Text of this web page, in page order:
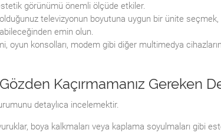
görünümü önemli ölçüde etkiler.
televizyonun boyutuna uygun bir ünite
emin olun.
oyun konsolları, modem gibi diğer multimedya
Kaçırmamanız Gereken
detaylıca incelemektir.
boya kalkmaları veya kaplama soyulmaları gibi